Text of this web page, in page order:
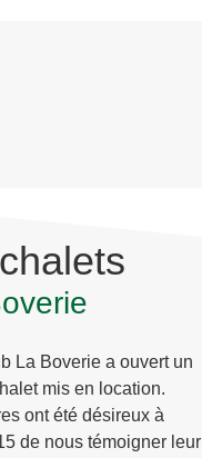
La Boverie a ouvert un
mis en location.
ont été désireux à
de nous témoigner leur